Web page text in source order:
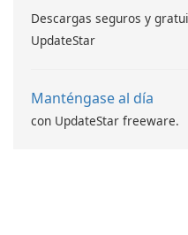
Descargas seguros y
UpdateStar
Manténgase al día
con UpdateStar freeware.